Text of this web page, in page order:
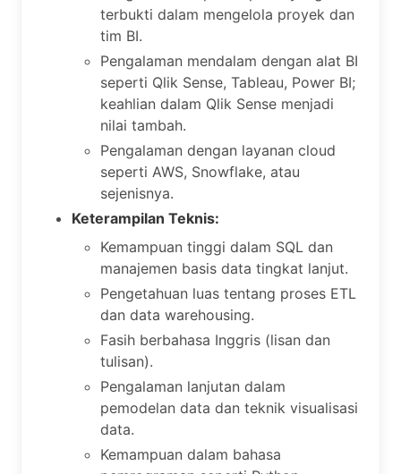
terbukti dalam mengelola proyek dan
tim BI.
Pengalaman mendalam dengan alat BI
seperti Qlik Sense, Tableau, Power BI;
keahlian dalam Qlik Sense menjadi
nilai tambah.
Pengalaman dengan layanan cloud
seperti AWS, Snowflake, atau
sejenisnya.
Keterampilan Teknis:
Kemampuan tinggi dalam SQL dan
manajemen basis data tingkat lanjut.
Pengetahuan luas tentang proses ETL
dan data warehousing.
Fasih berbahasa Inggris (lisan dan
tulisan).
Pengalaman lanjutan dalam
pemodelan data dan teknik visualisasi
data.
Kemampuan dalam bahasa